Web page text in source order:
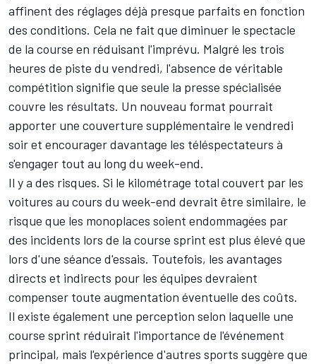
affinent des réglages déjà presque parfaits en fonction
des conditions. Cela ne fait que diminuer le spectacle
de la course en réduisant l'imprévu. Malgré les trois
heures de piste du vendredi, l'absence de véritable
compétition signifie que seule la presse spécialisée
couvre les résultats. Un nouveau format pourrait
apporter une couverture supplémentaire le vendredi
soir et encourager davantage les téléspectateurs à
s'engager tout au long du week-end.
Il y a des risques. Si le kilométrage total couvert par les
voitures au cours du week-end devrait être similaire, le
risque que les monoplaces soient endommagées par
des incidents lors de la course sprint est plus élevé que
lors d'une séance d'essais. Toutefois, les avantages
directs et indirects pour les équipes devraient
compenser toute augmentation éventuelle des coûts.
Il existe également une perception selon laquelle une
course sprint réduirait l'importance de l'événement
principal, mais l'expérience d'autres sports suggère que